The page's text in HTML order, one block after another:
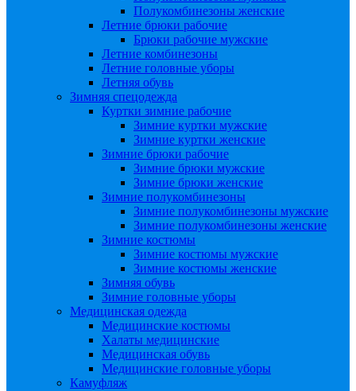
Полукомбинезоны женские
Летние брюки рабочие
Брюки рабочие мужские
Летние комбинезоны
Летние головные уборы
Летняя обувь
Зимняя спецодежда
Куртки зимние рабочие
Зимние куртки мужские
Зимние куртки женские
Зимние брюки рабочие
Зимние брюки мужские
Зимние брюки женские
Зимние полукомбинезоны
Зимние полукомбинезоны мужские
Зимние полукомбинезоны женские
Зимние костюмы
Зимние костюмы мужские
Зимние костюмы женские
Зимняя обувь
Зимние головные уборы
Медицинская одежда
Медицинские костюмы
Халаты медицинские
Медицинская обувь
Медицинские головные уборы
Камуфляж